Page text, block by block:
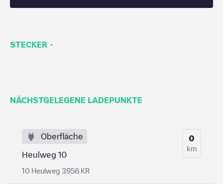
STECKER ·
NÄCHSTGELEGENE LADEPUNKTE
Oberfläche
Heulweg 10
10 Heulweg 3956 KR
0
km